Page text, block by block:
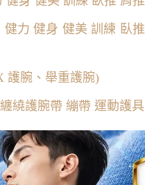
健力 健身 健美 訓練 臥
護腕、舉重護腕)
繞護腕帶 繃帶 運動護具